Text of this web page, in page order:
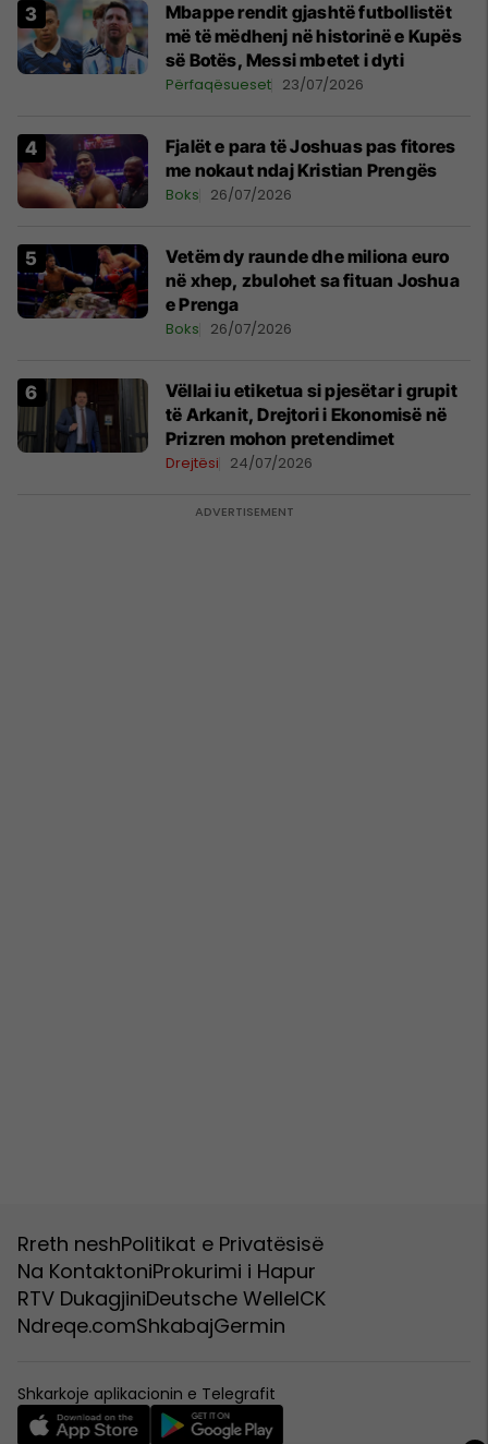
Mbappe rendit gjashtë futbollistët
më të mëdhenj në historinë e Kupës
së Botës, Messi mbetet i dyti
Përfaqësueset 23/07/2026
Fjalët e para të Joshuas pas fitores
me nokaut ndaj Kristian Prengës
Boks 26/07/2026
Vetëm dy raunde dhe miliona euro
në xhep, zbulohet sa fituan Joshua
e Prenga
Boks 26/07/2026
Vëllai iu etiketua si pjesëtar i grupit
të Arkanit, Drejtori i Ekonomisë në
Prizren mohon pretendimet
Drejtësi 24/07/2026
Rreth neshPolitikat e Privatësisë
Na KontaktoniProkurimi i Hapur
RTV DukagjiniDeutsche WelleICK
Ndreqe.comShkabajGermin
Shkarkoje aplikacionin e Telegrafit